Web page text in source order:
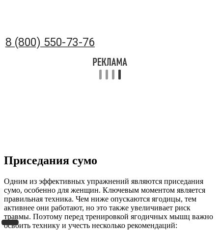
Приседания сумо
Одним из эффективных упражнений являются приседания
сумо, особенно для женщин. Ключевым моментом является
правильная техника. Чем ниже опускаются ягодицы, тем
активнее они работают, но это также увеличивает риск
травмы. Поэтому перед тренировкой ягодичных мышц важно
освоить технику и учесть несколько рекомендаций: